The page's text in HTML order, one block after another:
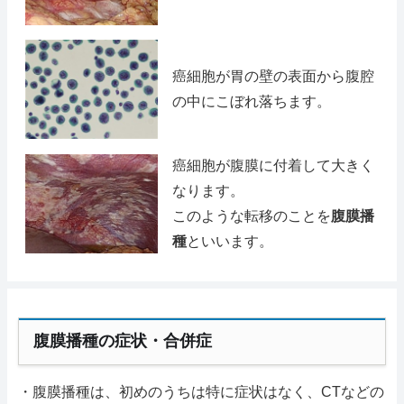
癌細胞が胃の壁の表面から腹腔
の中にこぼれ落ちます。
癌細胞が腹膜に付着して大きく
なります。
このような転移のことを腹膜播
種といいます。
腹膜播種の症状・合併症
・腹膜播種は、初めのうちは特に症状はなく、CTなどの